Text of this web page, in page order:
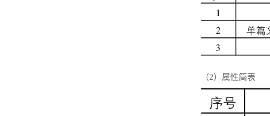
（2）属性简表